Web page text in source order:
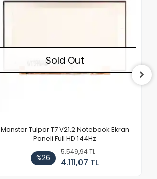
Sold Out
Monster Tulpar T7 V21.2 Notebook Ekran
Paneli Full HD 144Hz
%26
5.549,94 TL
4.111,07 TL